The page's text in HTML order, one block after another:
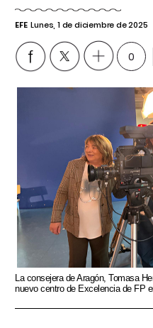
EFE Lunes, 1 de diciembre de 2025
0
La consejera de Aragón, Tomasa
nuevo centro de Excelencia de FP